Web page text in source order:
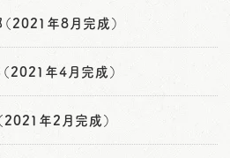
2021年8月完成）
2021年4月完成）
年2月完成）